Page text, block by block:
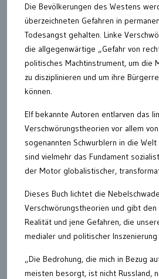
Die Bevölkerungen des Westens
überzeichneten Gefahren in
Todesangst gehalten. Linke
die allgegenwärtige „Gefahr von
politisches Machtinstrument, um die
zu disziplinieren und um ihre
können.
Elf bekannte Autoren entlarven das
Verschwörungstheorien vor allem
sogenannten Schwurblern in die
sind vielmehr das Fundament
der Motor globalistischer,
Dieses Buch lichtet die
Verschwörungstheorien und gibt den
Realität und jene Gefahren, die
medialer und politischer
„Die Bedrohung, die mich in Bezug
meisten besorgt, ist nicht Russland,